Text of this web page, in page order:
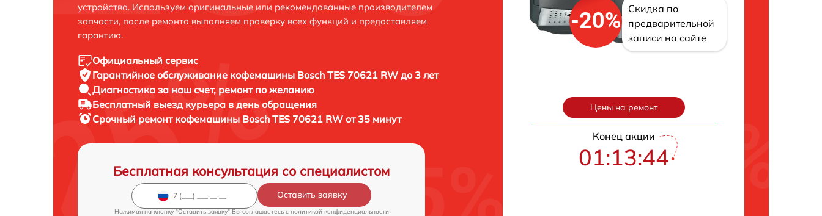
устройства. Используем оригинальные или рекомендованные производителем
запчасти, после ремонта выполняем проверку всех функций и предоставляем
гарантию.
Официальный сервис
Гарантийное обслуживание кофемашины Bosch TES 70621 RW до 3 лет
Диагностика за наш счет, ремонт по желанию
Бесплатный выезд курьера в день обращения
Срочный ремонт кофемашины Bosch TES 70621 RW от 35 минут
Бесплатная консультация со специалистом
Оставить заявку
Нажимая на кнопку "Оставить заявку" Вы соглашаетесь c политикой конфиденциальности
-20%
Скидка по
предварительной
записи на сайте
Цены на ремонт
Конец акции
01:13:43